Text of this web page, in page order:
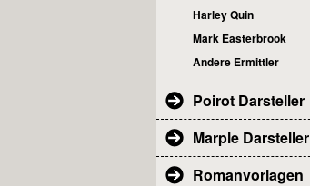
Harley Quin
Mark Easterbrook
Andere Ermittler
Poirot Darsteller
Marple Darsteller
Romanvorlagen